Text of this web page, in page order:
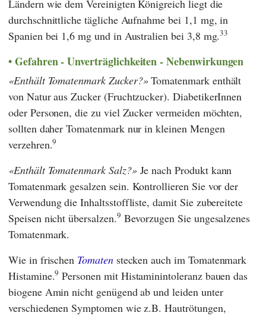
Ländern wie dem Vereinigten Königreich liegt die
durchschnittliche tägliche Aufnahme bei 1,1 mg, in
Spanien bei 1,6 mg und in Australien bei 3,8 mg.33
Gefahren - Unverträglichkeiten - Nebenwirkungen
Enthält Tomatenmark Zucker? Tomatenmark enthält
von Natur aus Zucker (Fruchtzucker). DiabetikerInnen
oder Personen, die zu viel Zucker vermeiden möchten,
sollten daher Tomatenmark nur in kleinen Mengen
verzehren.9
Enthält Tomatenmark Salz? Je nach Produkt kann
Tomatenmark gesalzen sein. Kontrollieren Sie vor der
Verwendung die Inhaltsstoffliste, damit Sie zubereitete
Speisen nicht übersalzen.9 Bevorzugen Sie ungesalzenes
Tomatenmark.
Wie in frischen Tomatenstecken auch im Tomatenmark
Histamine.9 Personen mit Histaminintoleranz bauen das
biogene Amin nicht genügend ab und leiden unter
verschiedenen Symptomen wie z.B. Hautrötungen,